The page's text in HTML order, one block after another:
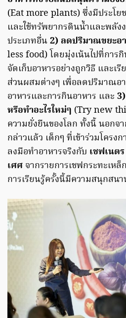
(Eat more plants) ซึ่งมีประโย
และใช้ทรัพยากรดินน้ำและพลัง
ประเภทอื่น2) ลดปริมาณขยะอ
less food) โดยมุ่งเน้นไปที่การ
จัดเก็บอาหารอย่างถูกวิธี และเรี
ส่วนผสมต่างๆ เพื่อลดปริมาณอ
อาหารและการกินอาหาร และ
หรือทำอะไรใหม่ๆ (Try new
ความยั่งยืนของโลก ทั้งนี้ นอกจ
กล่าวแล้ว เด็กๆ ที่เข้าร่วมโครง
ลงมือทำอาหารจริงกับ เชฟเนต
เศศ จากรายการเชฟกระทะเห
การเรียนรู้ครั้งนี้มีความสนุกสน